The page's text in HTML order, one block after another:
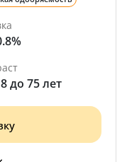
до 75 лет